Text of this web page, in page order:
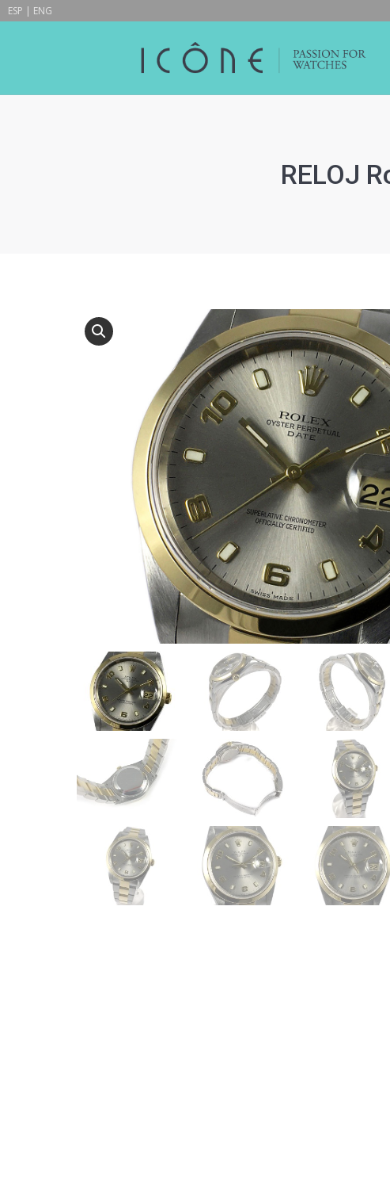
ESP | ENG
RELOJ